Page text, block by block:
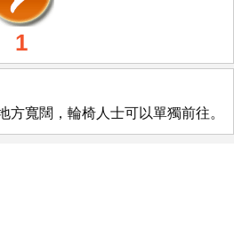
1
方寬闊，輪椅人士可以單獨前往。